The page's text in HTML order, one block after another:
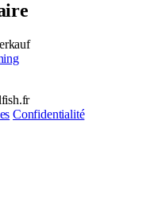
Confidentialité